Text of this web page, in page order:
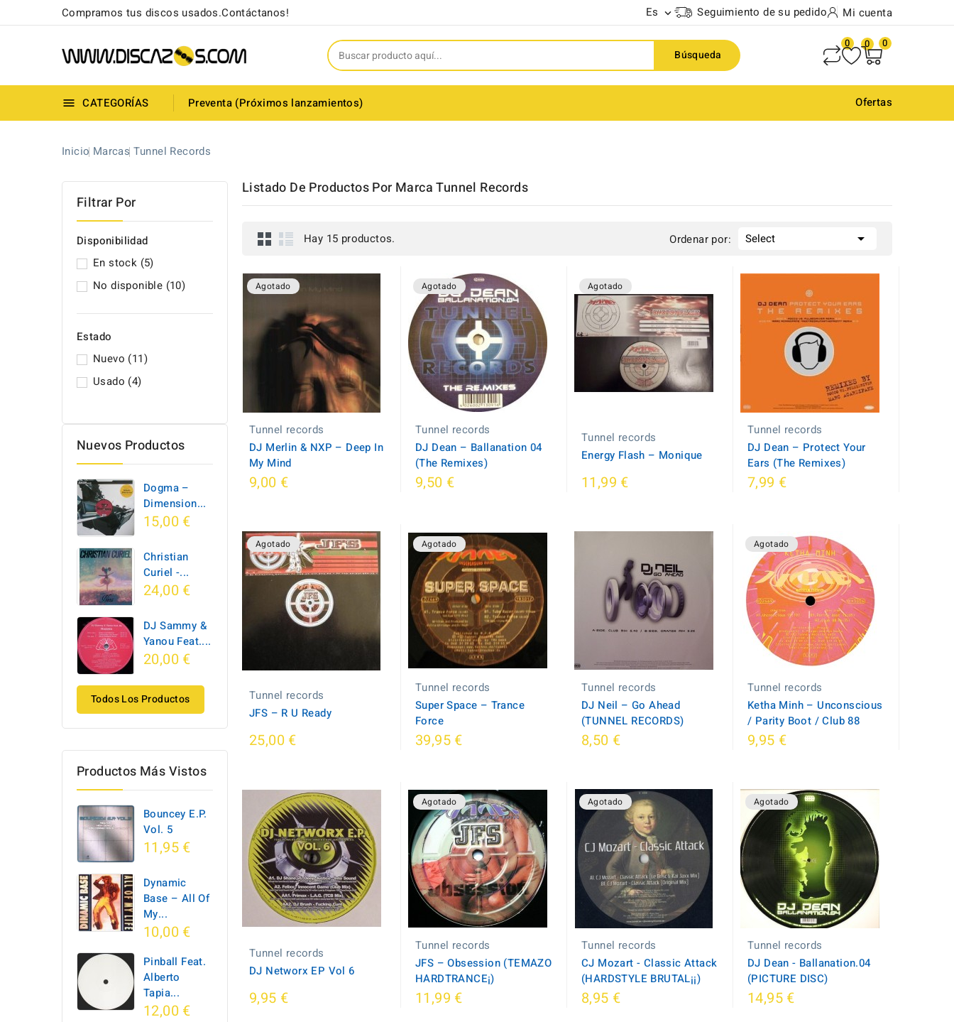
Compramos tus discos usados.Contáctanos! Es  Seguimiento de su pedido Mi cuenta
Búsqueda
0 0 0
 CATEGORÍAS Preventa (Próximos lanzamientos) Ofertas
Inicio Marcas Tunnel Records
Filtrar Por
Disponibilidad
En stock (5)
No disponible (10)
Estado
Nuevo (11)
Usado (4)
Nuevos Productos
Dogma –
Dimension...
15,00 €
Christian
Curiel -...
24,00 €
DJ Sammy &
Yanou Feat....
20,00 €
Todos Los Productos
Productos Más Vistos
Bouncey E.P.
Vol. 5
11,95 €
Dynamic
Base ‎– All Of
My...
10,00 €
Pinball Feat.
Alberto
Tapia...
12,00 €
Listado De Productos Por Marca Tunnel Records
Hay 15 productos. Ordenar por: Select 
Agotado
Tunnel records
DJ Merlin & NXP ‎– Deep In
My Mind
9,00 €
Agotado
Tunnel records
DJ Dean ‎– Ballanation 04
(The Remixes)
9,50 €
Agotado
Tunnel records
Energy Flash ‎– Monique
11,99 €
Tunnel records
DJ Dean ‎– Protect Your
Ears (The Remixes)
7,99 €
Agotado
Tunnel records
JFS ‎– R U Ready
25,00 €
Agotado
Tunnel records
Super Space ‎– Trance
Force
39,95 €
Tunnel records
DJ Neil ‎– Go Ahead
(TUNNEL RECORDS)
8,50 €
Agotado
Tunnel records
Ketha Minh ‎– Unconscious
/ Parity Boot / Club 88
9,95 €
Tunnel records
DJ Networx EP Vol 6
9,95 €
Agotado
Tunnel records
JFS ‎– Obsession (TEMAZO
HARDTRANCE¡)
11,99 €
Agotado
Tunnel records
CJ Mozart - Classic Attack
(HARDSTYLE BRUTAL¡¡)
8,95 €
Agotado
Tunnel records
DJ Dean - Ballanation.04
(PICTURE DISC)
14,95 €